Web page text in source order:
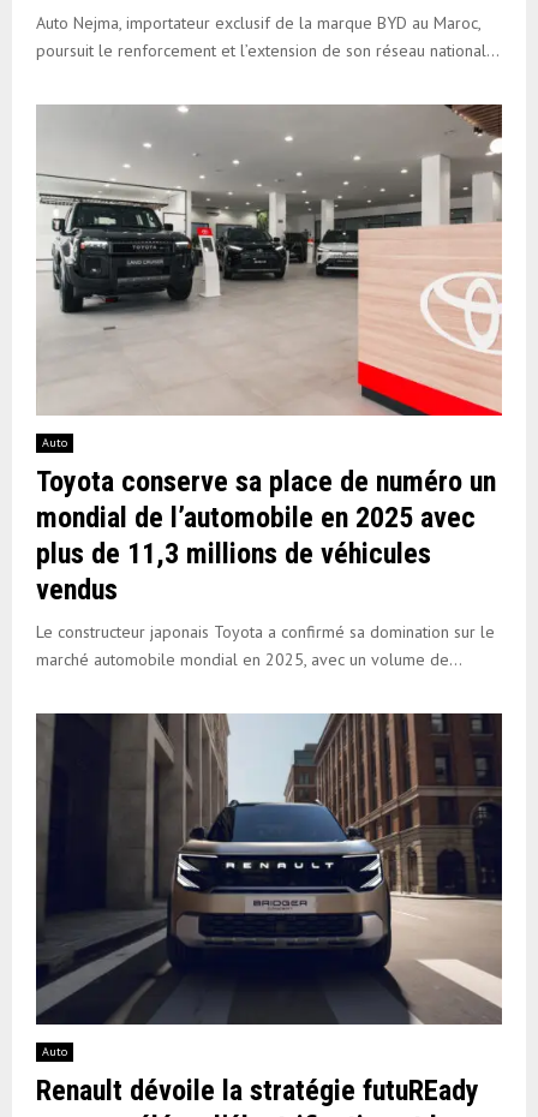
Auto Nejma, importateur exclusif de la marque BYD au Maroc,
poursuit le renforcement et l’extension de son réseau national...
Auto
Toyota conserve sa place de numéro un
mondial de l’automobile en 2025 avec
plus de 11,3 millions de véhicules
vendus
Le constructeur japonais Toyota a confirmé sa domination sur le
marché automobile mondial en 2025, avec un volume de...
Auto
Renault dévoile la stratégie futuREady